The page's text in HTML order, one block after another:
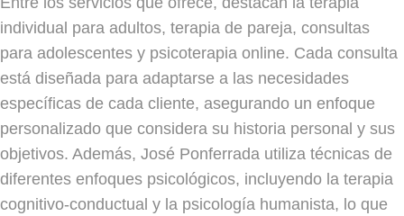
individual para adultos, terapia de pareja, consultas
para adolescentes y psicoterapia online. Cada consulta
está diseñada para adaptarse a las necesidades
específicas de cada cliente, asegurando un enfoque
personalizado que considera su historia personal y sus
objetivos. Además, José Ponferrada utiliza técnicas de
diferentes enfoques psicológicos, incluyendo la terapia
cognitivo-conductual y la psicología humanista, lo que